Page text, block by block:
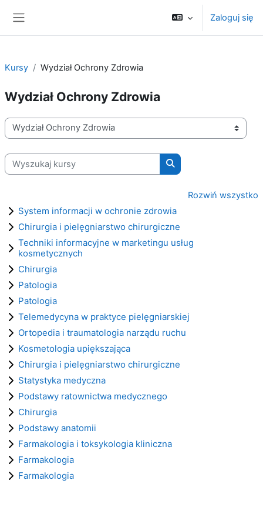
Zaloguj się
Kursy Wydział Ochrony Zdrowia
Wydział Ochrony Zdrowia
Kategorie kursów
Wyszukaj kursy
Wyszukaj kursy
Rozwiń wszystko
System informacji w ochronie zdrowia
Chirurgia i pielęgniarstwo chirurgiczne
Techniki informacyjne w marketingu usług
kosmetycznych
Chirurgia
Patologia
Patologia
Telemedycyna w praktyce pielęgniarskiej
Ortopedia i traumatologia narządu ruchu
Kosmetologia upiększająca
Chirurgia i pielęgniarstwo chirurgiczne
Statystyka medyczna
Podstawy ratownictwa medycznego
Chirurgia
Podstawy anatomii
Farmakologia i toksykologia kliniczna
Farmakologia
Farmakologia